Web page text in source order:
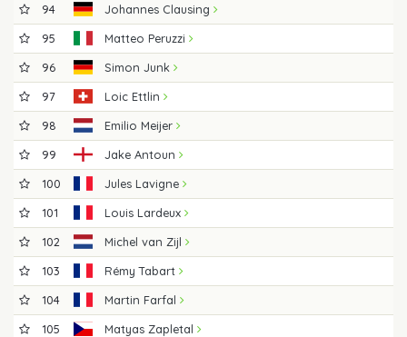
94
Johannes Clausing
95
Matteo Peruzzi
96
Simon Junk
97
Loic Ettlin
98
Emilio Meijer
99
Jake Antoun
100
Jules Lavigne
101
Louis Lardeux
102
Michel van Zijl
103
Rémy Tabart
104
Martin Farfal
105
Matyas Zapletal